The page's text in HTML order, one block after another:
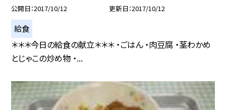
公開日 2017/10/12 更新日 2017/10/12
給食
＊＊＊今日の給食の献立＊＊＊ ・ごはん ・肉豆腐 ・茎わかめ
とじゃこの炒め物 ・...